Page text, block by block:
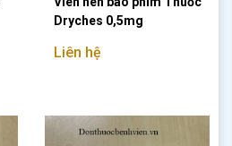
Dryches 0,5mg
Liên hệ